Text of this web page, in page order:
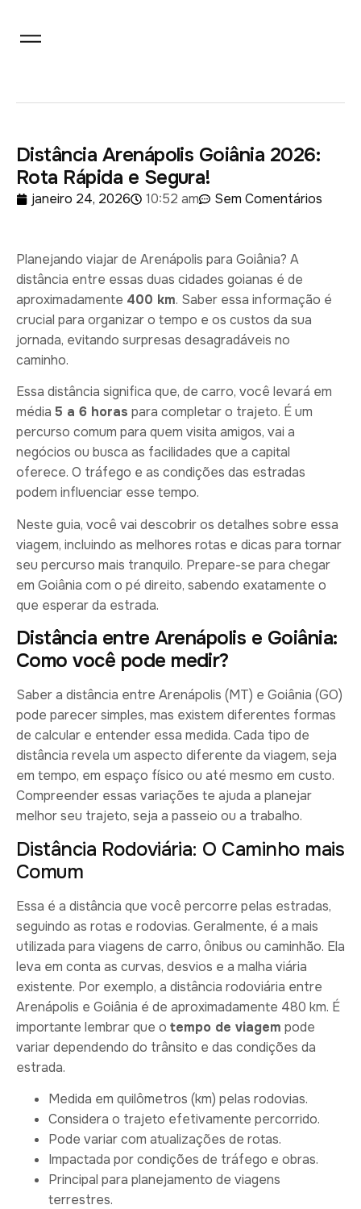
Distância Arenápolis Goiânia 2026:
Rota Rápida e Segura!
janeiro 24, 2026 10:52 am Sem Comentários
Planejando viajar de Arenápolis para Goiânia? A
distância entre essas duas cidades goianas é de
aproximadamente 400 km. Saber essa informação é
crucial para organizar o tempo e os custos da sua
jornada, evitando surpresas desagradáveis no
caminho.
Essa distância significa que, de carro, você levará em
média 5 a 6 horas para completar o trajeto. É um
percurso comum para quem visita amigos, vai a
negócios ou busca as facilidades que a capital
oferece. O tráfego e as condições das estradas
podem influenciar esse tempo.
Neste guia, você vai descobrir os detalhes sobre essa
viagem, incluindo as melhores rotas e dicas para tornar
seu percurso mais tranquilo. Prepare-se para chegar
em Goiânia com o pé direito, sabendo exatamente o
que esperar da estrada.
Distância entre Arenápolis e Goiânia:
Como você pode medir?
Saber a distância entre Arenápolis (MT) e Goiânia (GO)
pode parecer simples, mas existem diferentes formas
de calcular e entender essa medida. Cada tipo de
distância revela um aspecto diferente da viagem, seja
em tempo, em espaço físico ou até mesmo em custo.
Compreender essas variações te ajuda a planejar
melhor seu trajeto, seja a passeio ou a trabalho.
Distância Rodoviária: O Caminho mais
Comum
Essa é a distância que você percorre pelas estradas,
seguindo as rotas e rodovias. Geralmente, é a mais
utilizada para viagens de carro, ônibus ou caminhão. Ela
leva em conta as curvas, desvios e a malha viária
existente. Por exemplo, a distância rodoviária entre
Arenápolis e Goiânia é de aproximadamente 480 km. É
importante lembrar que o tempo de viagem pode
variar dependendo do trânsito e das condições da
estrada.
Medida em quilômetros (km) pelas rodovias.
Considera o trajeto efetivamente percorrido.
Pode variar com atualizações de rotas.
Impactada por condições de tráfego e obras.
Principal para planejamento de viagens
terrestres.